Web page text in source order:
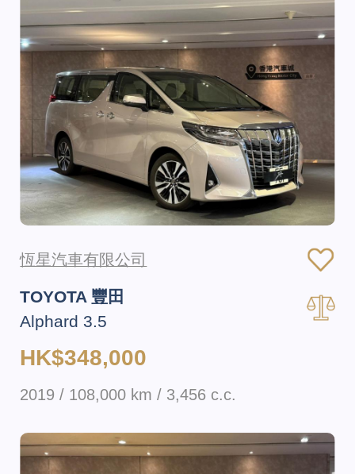
恆星汽車有限公司
TOYOTA 豐田
Alphard 3.5
HK$348,000
2019 / 108,000 km / 3,456 c.c.